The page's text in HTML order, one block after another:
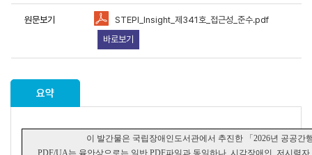
구원에서 제공하는 저작물을 이용하였음을 명시할 것을
형"조건에 따라 이용할 것을 동의합니다.
련기관에 처벌을 받을 수 있으며, 즉시 저작물의 이용허락을
원문보기
STEPI_Insight_제341호_접근성_준수.pdf
바로보기
요약
이 발간물은 국립장애인도서관에서 추진한 「2026년 공공
PDF/UA는 육안상으로는 일반 PDF파일과 동일하나, 시각장애인, 저시력